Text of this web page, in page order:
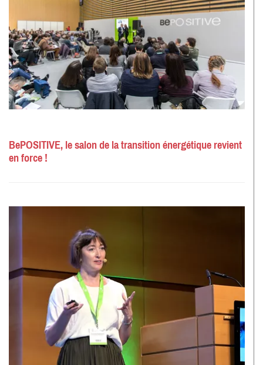
BePOSITIVE, le salon de la transition énergétique revient
en force !